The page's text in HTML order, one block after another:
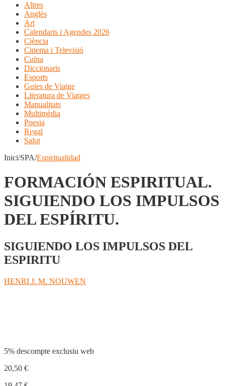
Altres
Anglès
Art
Calendaris i Agendes 2026
Ciència
Cinema i Televisió
Cuina
Diccionaris
Esports
Guies de Viatge
Literatura de Viatges
Manualitats
Multimèdia
Poesia
Regal
Salut
Inici/SPA/Espiritualidad
FORMACIÓN ESPIRITUAL.
SIGUIENDO LOS IMPULSOS
DEL ESPÍRITU.
SIGUIENDO LOS IMPULSOS DEL
ESPIRITU
HENRI J. M. NOUWEN
5% descompte exclusiu web
20,50 €